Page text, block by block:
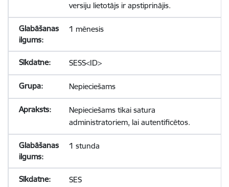
versiju lietotājs ir apstiprinājis.
1 mēnesis
SESS<ID>
Nepieciešams
Nepieciešams tikai satura
administratoriem, lai autentificētos.
1 stunda
SES